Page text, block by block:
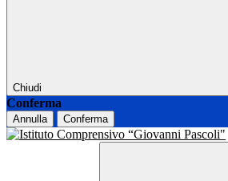
Chiudi
Conferma
Annulla Conferma